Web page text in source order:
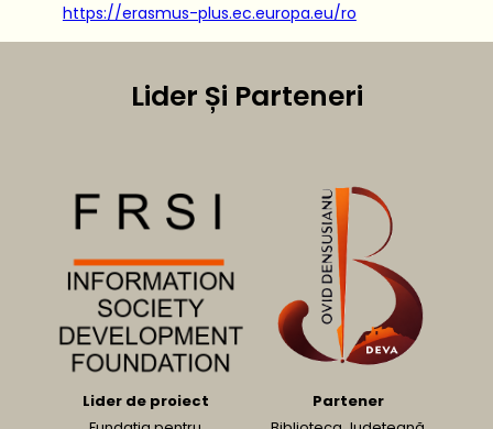
https://erasmus-plus.ec.europa.eu/ro
Lider Și Parteneri
Lider de proiect
Partener